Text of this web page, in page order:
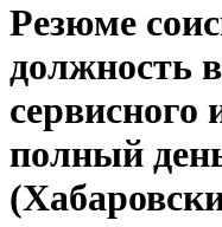
Резюме
должность
сервисного
полный